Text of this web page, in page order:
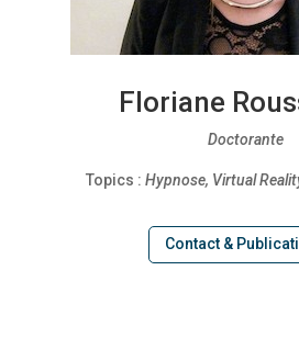
Floriane
Doctorante
Topics :Hypnose, Virtual
Contact &